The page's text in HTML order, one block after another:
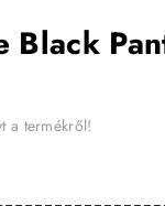
Black
a termékről!